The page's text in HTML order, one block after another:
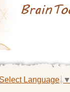
Select Language ▼